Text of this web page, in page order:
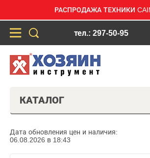
РАСПРОДАЖА ТЕХНИКИ
тел.: 297-50-95
КАТАЛОГ
Дата обновления цен и наличия:
06.08.2026 в 18:43